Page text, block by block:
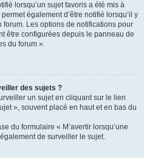
lorsqu’un sujet favoris a été mis à
également d’être notifié lorsqu’il y
Les options de notifications pour
être configurées depuis le panneau de
du forum ».
des sujets ?
un sujet en cliquant sur le lien
», souvent placé en haut et en bas du
du formulaire « M’avertir lorsqu’une
de surveiller le sujet.